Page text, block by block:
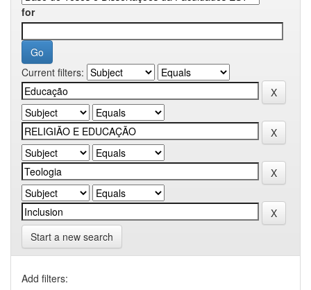
for
Current filters:
Start a new search
Add filters: